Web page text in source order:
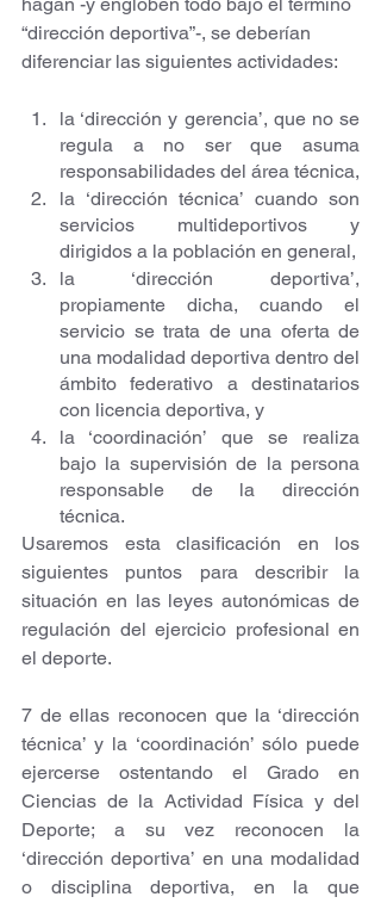
“dirección deportiva”-, se deberían
diferenciar las siguientes actividades:
la ‘dirección y gerencia’, que no se
regula a no ser que asuma
la ‘dirección técnica’ cuando son
servicios multideportivos y
la ‘dirección deportiva’,
propiamente dicha, cuando el
servicio se trata de una oferta de
una modalidad deportiva dentro del
ámbito federativo a destinatarios
con licencia deportiva, y
la ‘coordinación’ que se realiza
bajo la supervisión de la persona
responsable de la dirección
técnica.
Usaremos esta clasificación en los
siguientes puntos para describir la
situación en las leyes autonómicas de
regulación del ejercicio profesional en
el deporte.
7 de ellas reconocen que la ‘dirección
técnica’ y la ‘coordinación’ sólo puede
ejercerse ostentando el Grado en
Ciencias de la Actividad Física y del
Deporte; a su vez reconocen la
‘dirección deportiva’ en una modalidad
o disciplina deportiva, en la que